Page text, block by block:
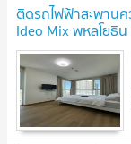
ติดรถไฟฟ้าสะพานค
Ideo Mix พหลโยธิน
UPDATE !